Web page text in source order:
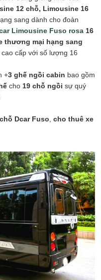
12 chỗ, Limousine 16
sang dành cho đoàn
Limousine Fuso rosa 16
thương mại hạng sang
cấp với số lượng 16
+3 ghế ngồi cabin bao gồm
cho 19 chỗ ngồi sự quý
Dcar Fuso cho thuê xe